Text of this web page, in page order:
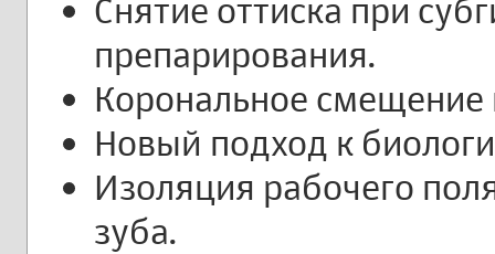
Снятие оттиска при
препарирования.
Корональное смещение
Новый подход к
Изоляция рабочего
зуба.